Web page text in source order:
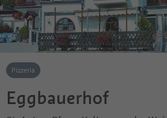
Pizzeria
Eggbauerhof